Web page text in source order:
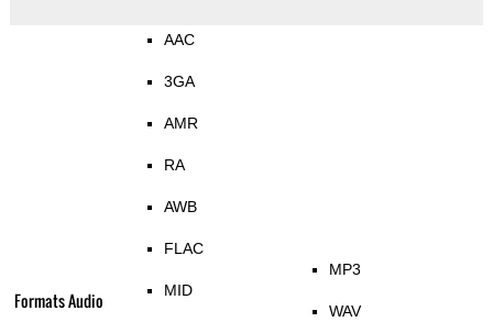
Formats Audio
AAC
3GA
AMR
RA
AWB
FLAC
MID
MP3
WAV